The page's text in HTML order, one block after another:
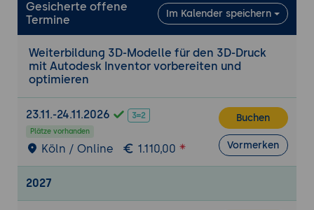
Anpassen von Druckparametern und -
einstellungen
Gesicherte offene
Termine
Im Kalender speichern
Weiterbildung 3D-Modelle für den 3D-Druck
mit Autodesk Inventor vorbereiten und
optimieren
23.11.-24.11.2026
Plätze vorhanden
Köln / Online 1.110,00
Buchen
Vormerken
2027